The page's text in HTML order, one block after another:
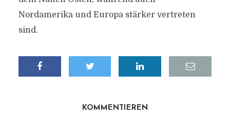
Nordamerika und Europa stärker vertreten
sind.
KOMMENTIEREN